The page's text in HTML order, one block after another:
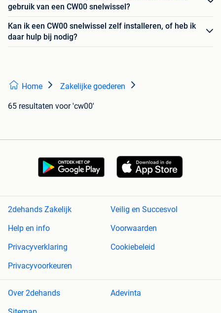
gebruik van een CW00 snelwissel?
Kan ik een CW00 snelwissel zelf installeren, of heb ik
daar hulp bij nodig?
Home Zakelijke goederen
65 resultaten voor 'cw00'
2dehands Zakelijk
Veilig en Succesvol
Help en info
Voorwaarden
Privacyverklaring
Cookiebeleid
Privacyvoorkeuren
Over 2dehands
Adevinta